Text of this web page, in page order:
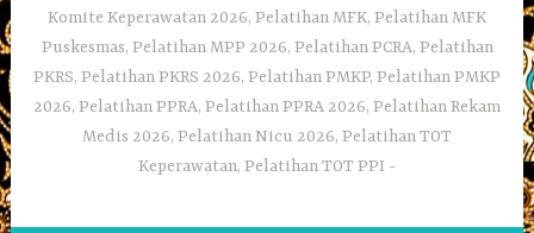
Komite Keperawatan 2026, Pelatihan MFK, Pelatihan MFK
Puskesmas, Pelatihan MPP 2026, Pelatihan PCRA, Pelatihan
PKRS, Pelatihan PKRS 2026, Pelatihan PMKP, Pelatihan PMKP
2026, Pelatihan PPRA, Pelatihan PPRA 2026, Pelatihan Rekam
Medis 2026, Pelatihan Nicu 2026, Pelatihan TOT
Keperawatan, Pelatihan TOT PPI